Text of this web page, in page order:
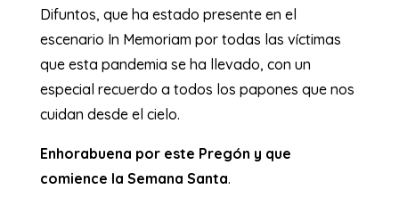
Difuntos, que ha estado presente en el
escenario In Memoriam por todas las víctimas
que esta pandemia se ha llevado, con un
especial recuerdo a todos los papones que nos
cuidan desde el cielo.
Enhorabuena por este Pregón y que
comience la Semana Santa.